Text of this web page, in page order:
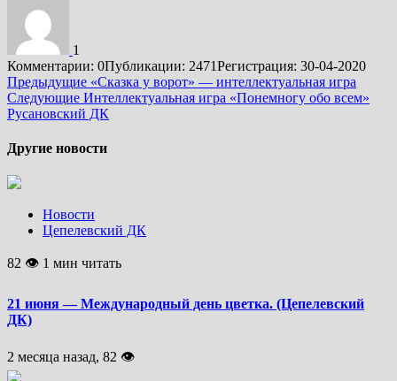
1
Комментарии: 0Публикации: 2471Регистрация: 30-04-2020
Подробнее
Предыдущие «Сказка у ворот» — интеллектуальная игра
Следующие Интеллектуальная игра «Понемногу обо всем»
Русановский ДК
Другие новости
Новости
Цепелевский ДК
82 👁 1 мин читать
21 июня — Международный день цветка. (Цепелевский
ДК)
2 месяца назад, 82 👁